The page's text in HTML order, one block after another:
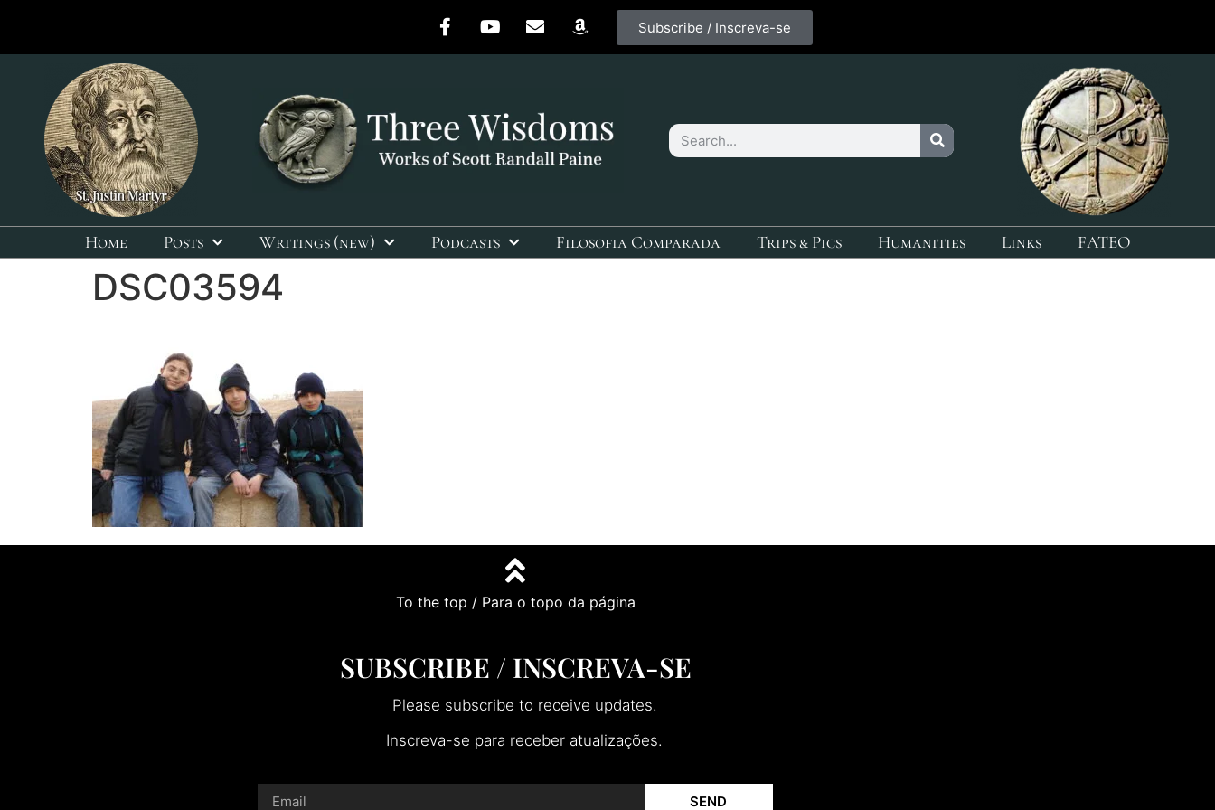
Subscribe / Inscreva-se
Home Posts Writings (new) Podcasts Filosofia Comparada Trips & Pics Humanities Links FATEO
DSC03594
To the top / Para o topo da página
SUBSCRIBE / INSCREVA-SE
Please subscribe to receive updates.
Inscreva-se para receber atualizações.
SEND